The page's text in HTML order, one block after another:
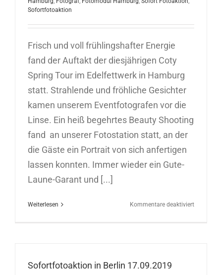
Sofortfotoaktion
Frisch und voll frühlingshafter Energie
fand der Auftakt der diesjährigen Coty
Spring Tour im Edelfettwerk in Hamburg
statt. Strahlende und fröhliche Gesichter
kamen unserem Eventfotografen vor die
Linse. Ein heiß begehrtes Beauty Shooting
fand an unserer Fotostation statt, an der
die Gäste ein Portrait von sich anfertigen
lassen konnten. Immer wieder ein Gute-
Laune-Garant und [...]
Weiterlesen Kommentare deaktiviertfür
Sofortfotoaktion in Berlin 17.09.2019